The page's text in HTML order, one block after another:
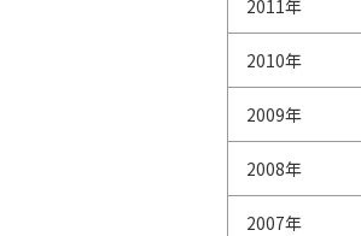
2011年
2010年
2009年
2008年
2007年